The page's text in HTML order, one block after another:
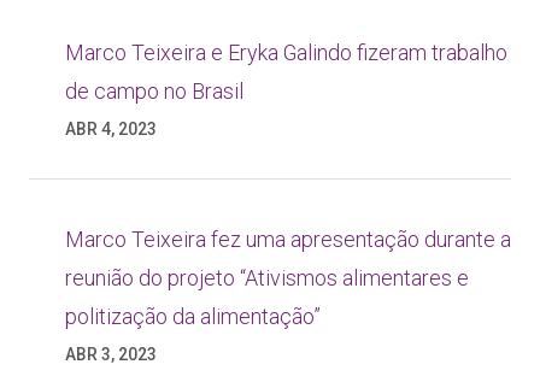
Marco Teixeira e Eryka Galindo fizeram trabalho
de campo no Brasil
ABR 4, 2023
Marco Teixeira fez uma apresentação durante a
reunião do projeto “Ativismos alimentares e
politização da alimentação”
ABR 3, 2023